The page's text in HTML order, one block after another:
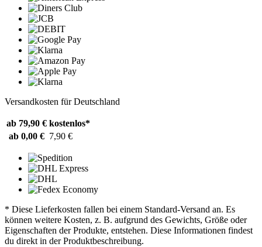
Versandkosten für Deutschland
ab 79,90 € kostenlos*
ab 0,00 € 7,90 €
* Diese Lieferkosten fallen bei einem Standard-Versand an. Es
können weitere Kosten, z. B. aufgrund des Gewichts, Größe oder
Eigenschaften der Produkte, entstehen. Diese Informationen findest
du direkt in der Produktbeschreibung.